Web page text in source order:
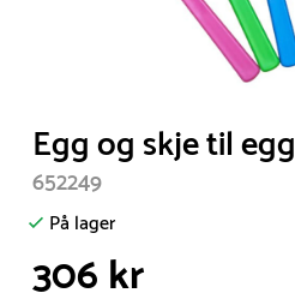
1
of
1
Egg og skje til
652249
På lager
306 kr